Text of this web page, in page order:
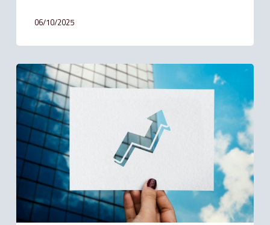
06/10/2025
Risultati
primo
semestre
2024
di
Solution
Bank